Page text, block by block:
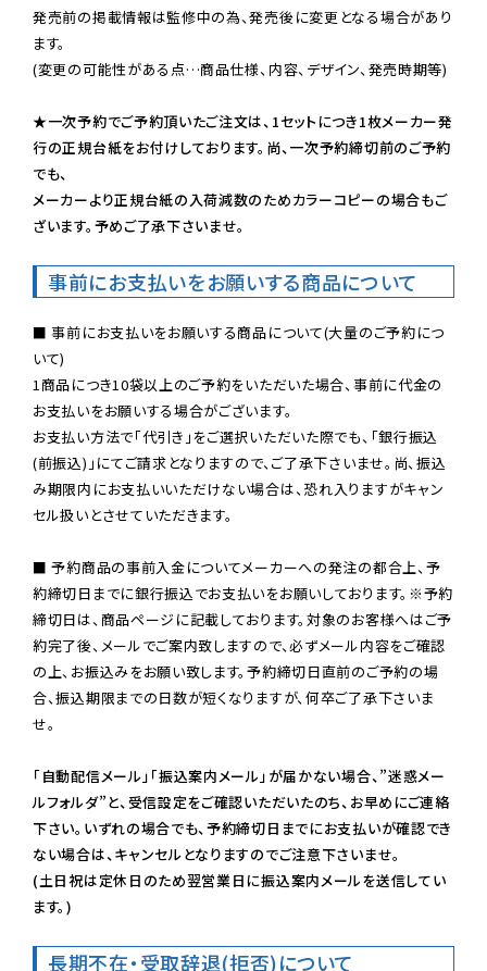
発売前の掲載情報は監修中の為、発売後に変更となる場合があり
ます。
(変更の可能性がある点…商品仕様、内容、デザイン、発売時期等)
★一次予約でご予約頂いたご注文は、1セットにつき1枚メーカー発
行の正規台紙をお付けしております。尚、一次予約締切前のご予約
でも、
メーカーより正規台紙の入荷減数のためカラーコピーの場合もご
ざいます。予めご了承下さいませ。
事前にお支払いをお願いする商品について
■ 事前にお支払いをお願いする商品について(大量のご予約につ
いて)
1商品につき10袋以上のご予約をいただいた場合、事前に代金の
お支払いをお願いする場合がございます。
お支払い方法で「代引き」をご選択いただいた際でも、「銀行振込
(前振込)」にてご請求となりますので、ご了承下さいませ。尚、振込
み期限内にお支払いいただけない場合は、恐れ入りますがキャン
セル扱いとさせていただきます。
■ 予約商品の事前入金についてメーカーへの発注の都合上、予
約締切日までに銀行振込でお支払いをお願いしております。※予約
締切日は、商品ページに記載しております。対象のお客様へはご予
約完了後、メールでご案内致しますので、必ずメール内容をご確認
の上、お振込みをお願い致します。予約締切日直前のご予約の場
合、振込期限までの日数が短くなりますが、何卒ご了承下さいま
せ。
「自動配信メール」「振込案内メール」が届かない場合、”迷惑メー
ルフォルダ”と、受信設定をご確認いただいたのち、お早めにご連絡
下さい。いずれの場合でも、予約締切日までにお支払いが確認でき
ない場合は、キャンセルとなりますのでご注意下さいませ。
(土日祝は定休日のため翌営業日に振込案内メールを送信してい
ます。)
長期不在・受取辞退(拒否)について